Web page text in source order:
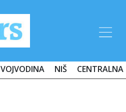
VOJVODINA NIŠ CENTRALNA